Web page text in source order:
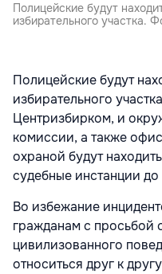
Полицейские будут
избирательного участка.
Полицейские будут
избирательного
Центризбирком, и
комиссии, а также
охраной будут
судебные инстанции
Во избежание
гражданам с просьбой
цивилизованного
относиться друг к